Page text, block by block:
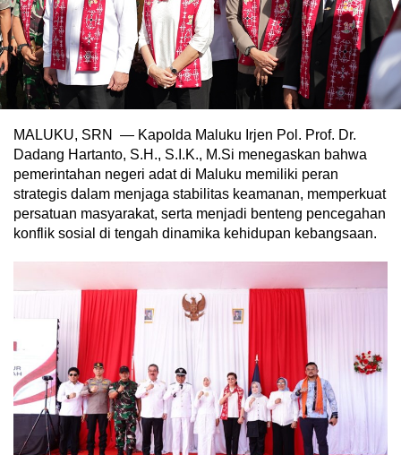
MALUKU, SRN — Kapolda Maluku Irjen Pol. Prof. Dr.
Dadang Hartanto, S.H., S.I.K., M.Si menegaskan bahwa
pemerintahan negeri adat di Maluku memiliki peran
strategis dalam menjaga stabilitas keamanan, memperkuat
persatuan masyarakat, serta menjadi benteng pencegahan
konflik sosial di tengah dinamika kehidupan kebangsaan.